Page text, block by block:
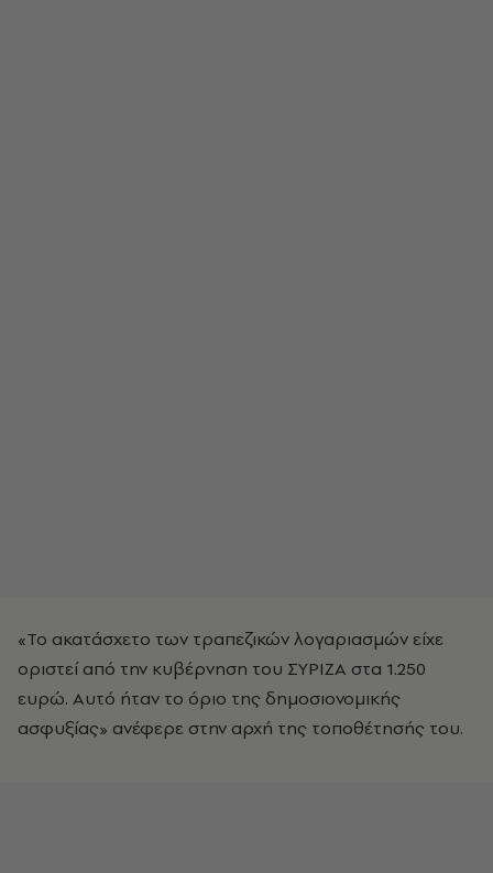
«Το ακατάσχετο των τραπεζικών λογαριασμών είχε
οριστεί από την κυβέρνηση του ΣΥΡΙΖΑ στα 1.250
ευρώ. Αυτό ήταν το όριο της δημοσιονομικής
ασφυξίας» ανέφερε στην αρχή της τοποθέτησής του.